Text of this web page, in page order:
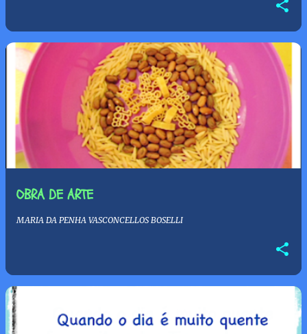
OBRA DE ARTE
MARIA DA PENHA VASCONCELLOS BOSELLI